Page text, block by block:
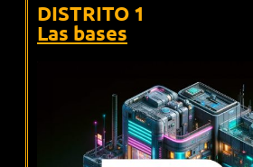
DISTRITO 1
Las bases